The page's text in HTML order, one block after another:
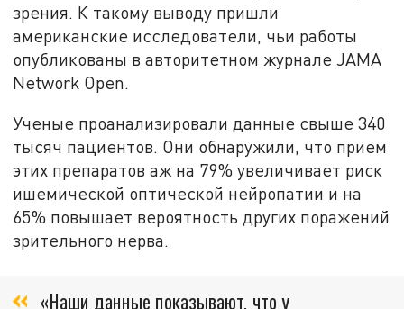
зрения. К такому выводу пришли
американские исследователи, чьи работы
опубликованы в авторитетном журнале JAMA
Network Open.
Ученые проанализировали данные свыше 340
тысяч пациентов. Они обнаружили, что прием
этих препаратов аж на 79% увеличивает риск
ишемической оптической нейропатии и на
65% повышает вероятность других поражений
зрительного нерва.
«Наши данные показывают, что у